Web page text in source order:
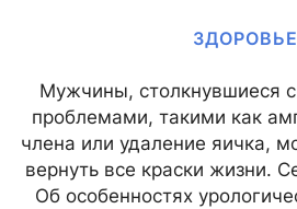
ЗДОРОВЬЕ
Мужчины, столкнувшиеся
проблемами, такими как
члена или удаление яичка,
вернуть все краски жизни.
Об особенностях